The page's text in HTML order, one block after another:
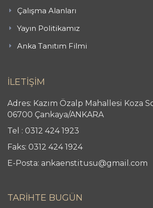
Çalışma Alanları
Yayın Politikamız
Anka Tanıtım Filmi
İLETİŞİM
Adres: Kazım Özalp Mahallesi Koza
06700 Çankaya/ANKARA
Tel : 0312 424 1923
Faks: 0312 424 1924
E-Posta: ankaenstitusu@gmail.com
TARİHTE BUGÜN